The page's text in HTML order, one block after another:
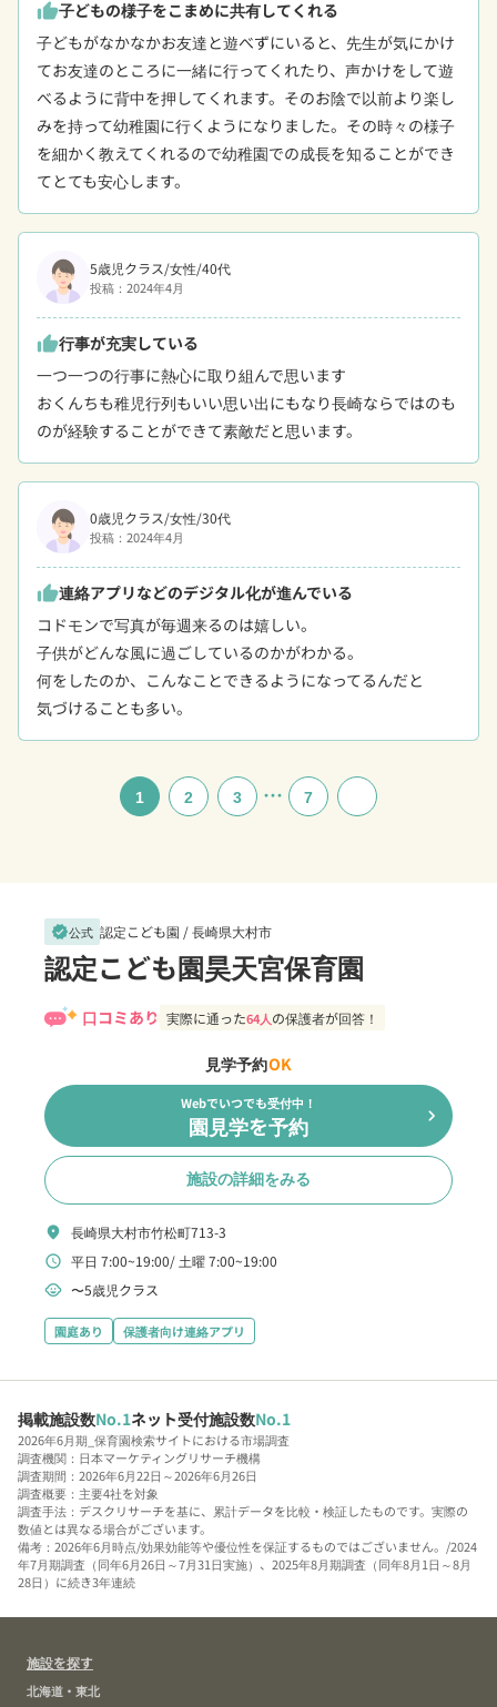
thumb_up子どもの様子をこまめに共有してくれる
子どもがなかなかお友達と遊べずにいると、先生が気にかけ
てお友達のところに一緒に行ってくれたり、声かけをして遊
べるように背中を押してくれます。そのお陰で以前より楽し
みを持って幼稚園に行くようになりました。その時々の様子
を細かく教えてくれるので幼稚園での成長を知ることができ
てとても安心します。
5歳児クラス/女性/40代
投稿：2024年4月
thumb_up行事が充実している
一つ一つの行事に熱心に取り組んで思います
おくんちも稚児行列もいい思い出にもなり長崎ならではのも
のが経験することができて素敵だと思います。
0歳児クラス/女性/30代
投稿：2024年4月
thumb_up連絡アプリなどのデジタル化が進んでいる
コドモンで写真が毎週来るのは嬉しい。
子供がどんな風に過ごしているのかがわかる。
何をしたのか、こんなことできるようになってるんだと
気づけることも多い。
1 2 3 … 7
verified公式 認定こども園 /長崎県大村市
認定こども園昊天宮保育園
口コミあり 実際に通った64人の保護者が回答！
見学予約OK
Webでいつでも受付中！
園見学を予約 chevron_right
施設の詳細をみる
location_on 長崎県大村市竹松町713-3
schedule 平日 7:00~19:00 土曜 7:00~19:00
child_care 〜5歳児クラス
園庭あり 保護者向け連絡アプリ
掲載施設数No.1ネット受付施設数No.1
2026年6月期_保育園検索サイトにおける市場調査
調査機関：日本マーケティングリサーチ機構
調査期間：2026年6月22日～2026年6月26日
調査概要：主要4社を対象
調査手法：デスクリサーチを基に、累計データを比較・検証したものです。実際の
数値とは異なる場合がございます。
備考：2026年6月時点/効果効能等や優位性を保証するものではございません。/2024
年7月期調査（同年6月26日～7月31日実施）、2025年8月期調査（同年8月1日～8月
28日）に続き3年連続
施設を探す
北海道・東北